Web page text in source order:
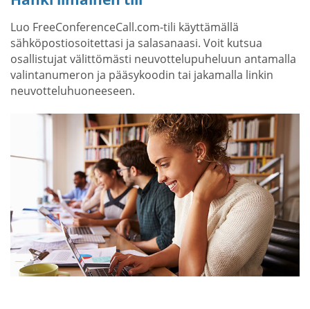
Luo FreeConferenceCall.com-tili käyttämällä
sähköpostiosoitettasi ja salasanaasi. Voit kutsua
osallistujat välittömästi neuvottelupuheluun antamalla
valintanumeron ja pääsykoodin tai jakamalla linkin
neuvotteluhuoneeseen.